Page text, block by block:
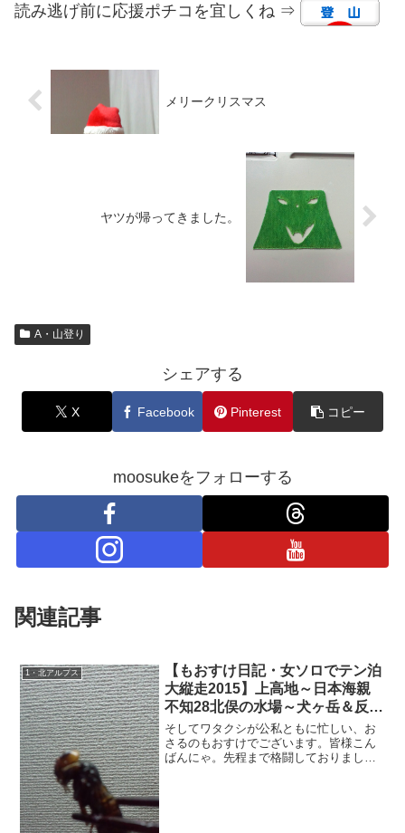
読み逃げ前に応援ポチコを宜しくね ⇒
メリークリスマス
ヤツが帰ってきました。
A・山登り
シェアする
X Facebook Pinterest コピー
moosukeをフォローする
関連記事
1・北アルプス
【もおすけ日記・女ソロでテン泊
大縦走2015】上高地～日本海親
不知28北俣の水場～犬ヶ岳＆反響
の多いアイテム3点
そしてワタクシが公私ともに忙しい、お
さるのもおすけでございます。皆様こん
ばんにゃ。先程まで格闘しておりまし